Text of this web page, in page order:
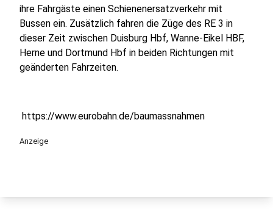
ihre Fahrgäste einen Schienenersatzverkehr mit
Bussen ein. Zusätzlich fahren die Züge des RE 3 in
dieser Zeit zwischen Duisburg Hbf, Wanne-Eikel HBF,
Herne und Dortmund Hbf in beiden Richtungen mit
geänderten Fahrzeiten.
https://www.eurobahn.de/baumassnahmen
Anzeige